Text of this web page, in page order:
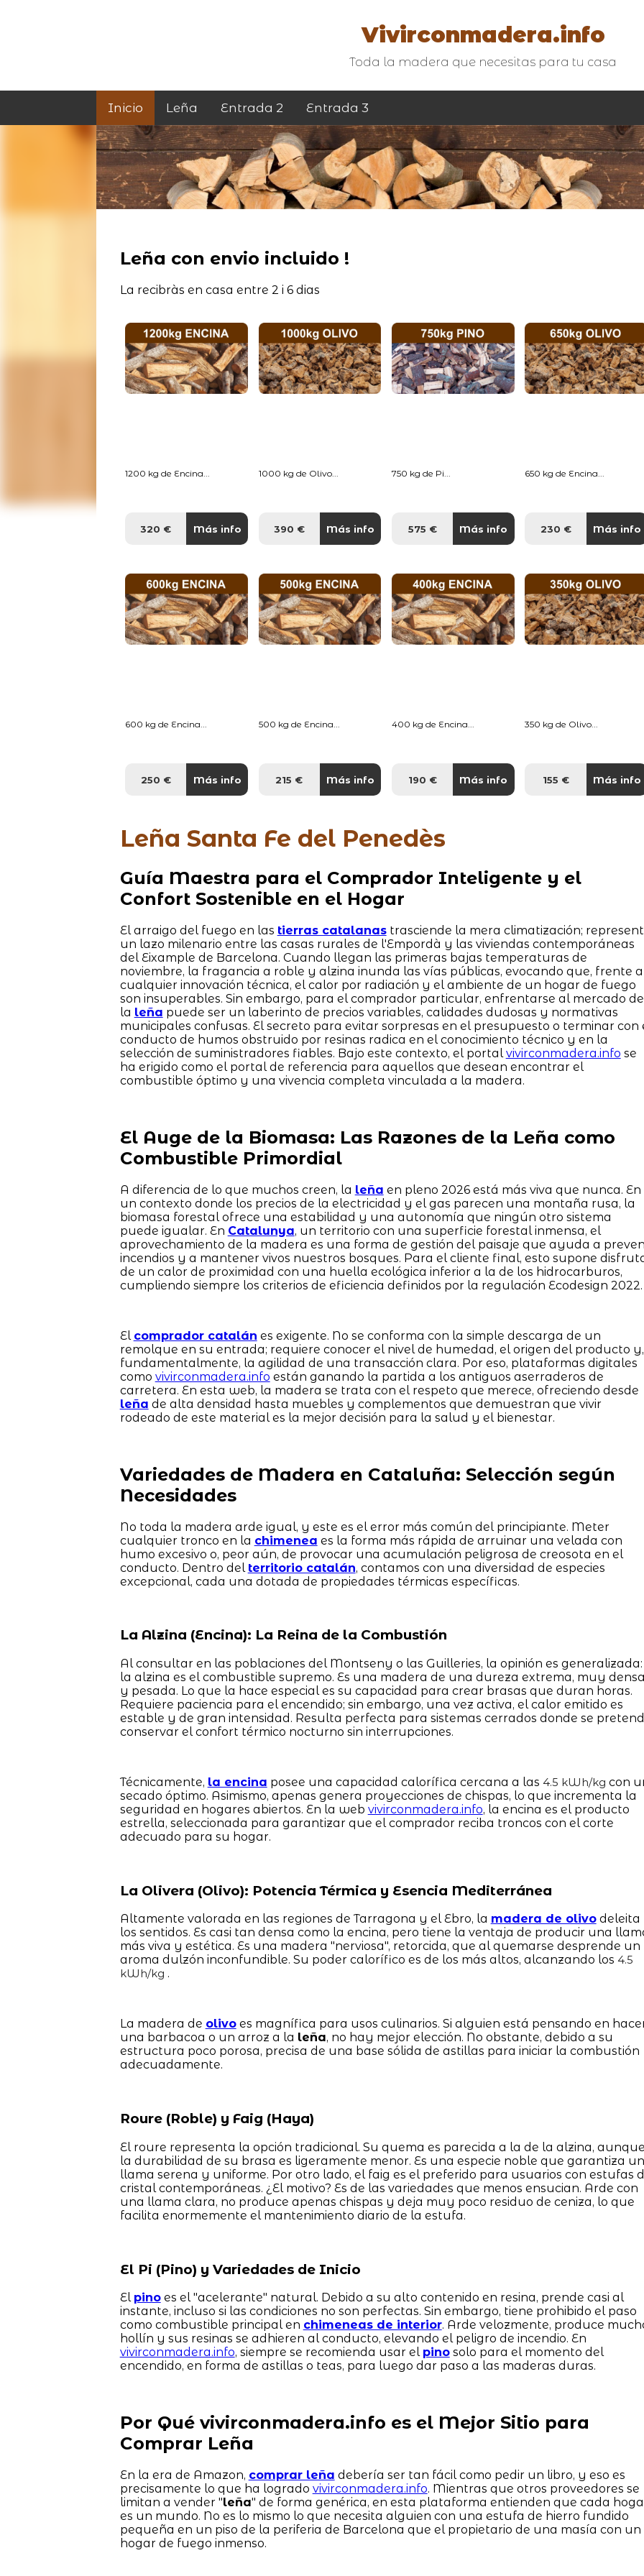
Vivirconmadera.info
Toda la madera que necesitas para tu casa
Inicio Leña Entrada 2 Entrada 3
Leña con envio incluido !
La recibràs en casa entre 2 i 6 dias
1200 kg de Encina...
320 € Más info
1000 kg de Olivo...
390 € Más info
750 kg de Pi...
575 € Más info
650 kg de Encina...
230 € Más info
600 kg de Encina...
250 € Más info
500 kg de Encina...
215 € Más info
400 kg de Encina...
190 € Más info
350 kg de Olivo...
155 € Más info
Leña Santa Fe del Penedès
Guía Maestra para el Comprador Inteligente y el
Confort Sostenible en el Hogar
El arraigo del fuego en las tierras catalanastrasciende la mera climatización;
un lazo milenario entre las casas rurales de l'Empordà y las viviendas contemporáneas
del Eixample de Barcelona. Cuando llegan las primeras bajas temperaturas de
noviembre, la fragancia a roble y alzina inunda las vías públicas, evocando que, frente a
cualquier innovación técnica, el calor por radiación y el ambiente de un hogar de fuego
son insuperables. Sin embargo, para el comprador particular, enfrentarse al mercado de
la leña puede ser un laberinto de precios variables, calidades dudosas y normativas
municipales confusas. El secreto para evitar sorpresas en el presupuesto o terminar con
conducto de humos obstruido por resinas radica en el conocimiento técnico y en la
selección de suministradores fiables. Bajo este contexto, el portalvivirconmadera.info se
ha erigido como el portal de referencia para aquellos que desean encontrar el
combustible óptimo y una vivencia completa vinculada a la madera.
El Auge de la Biomasa: Las Razones de la Leña como
Combustible Primordial
A diferencia de lo que muchos creen, la leña en pleno 2026 está más viva que nunca. En
un contexto donde los precios de la electricidad y el gas parecen una montaña rusa, la
biomasa forestal ofrece una estabilidad y una autonomía que ningún otro sistema
puede igualar. En Catalunya, un territorio con una superficie forestal inmensa, el
aprovechamiento de la madera es una forma de gestión del paisaje que ayuda a
incendios y a mantener vivos nuestros bosques. Para el cliente final, esto supone
de un calor de proximidad con una huella ecológica inferior a la de los hidrocarburos,
cumpliendo siempre los criterios de eficiencia definidos por la regulación Ecodesign 2022.
El comprador catalán es exigente. No se conforma con la simple descarga de un
remolque en su entrada; requiere conocer el nivel de humedad, el origen del producto y,
fundamentalmente, la agilidad de una transacción clara. Por eso, plataformas digitales
como vivirconmadera.info están ganando la partida a los antiguos aserraderos de
carretera. En esta web, la madera se trata con el respeto que merece, ofreciendo desde
leña de alta densidad hasta muebles y complementos que demuestran que vivir
rodeado de este material es la mejor decisión para la salud y el bienestar.
Variedades de Madera en Cataluña: Selección según
Necesidades
No toda la madera arde igual, y este es el error más común del principiante. Meter
cualquier tronco en la chimenea es la forma más rápida de arruinar una velada con
humo excesivo o, peor aún, de provocar una acumulación peligrosa de creosota en el
conducto. Dentro del territorio catalán, contamos con una diversidad de especies
excepcional, cada una dotada de propiedades térmicas específicas.
La Alzina (Encina): La Reina de la Combustión
Al consultar en las poblaciones del Montseny o las Guilleries, la opinión es generalizada:
la alzina es el combustible supremo. Es una madera de una dureza extrema, muy
y pesada. Lo que la hace especial es su capacidad para crear brasas que duran horas.
Requiere paciencia para el encendido; sin embargo, una vez activa, el calor emitido es
estable y de gran intensidad. Resulta perfecta para sistemas cerrados donde se
conservar el confort térmico nocturno sin interrupciones.
Técnicamente, la encina posee una capacidad calorífica cercana a las 4.5 kWh/kg con
secado óptimo. Asimismo, apenas genera proyecciones de chispas, lo que incrementa la
seguridad en hogares abiertos. En la web vivirconmadera.info, la encina es el producto
estrella, seleccionada para garantizar que el comprador reciba troncos con el corte
adecuado para su hogar.
La Olivera (Olivo): Potencia Térmica y Esencia Mediterránea
Altamente valorada en las regiones de Tarragona y el Ebro, la madera de olivodeleita
los sentidos. Es casi tan densa como la encina, pero tiene la ventaja de producir una
más viva y estética. Es una madera "nerviosa", retorcida, que al quemarse desprende un
aroma dulzón inconfundible. Su poder calorífico es de los más altos, alcanzando los 4.5
kWh/kg .
La madera de olivoes magnífica para usos culinarios. Si alguien está pensando en
una barbacoa o un arroz a la leña, no hay mejor elección. No obstante, debido a su
estructura poco porosa, precisa de una base sólida de astillas para iniciar la combustión
adecuadamente.
Roure (Roble) y Faig (Haya)
El roure representa la opción tradicional. Su quema es parecida a la de la alzina,
la durabilidad de su brasa es ligeramente menor. Es una especie noble que garantiza
llama serena y uniforme. Por otro lado, el faig es el preferido para usuarios con estufas
cristal contemporáneas. ¿El motivo? Es de las variedades que menos ensucian. Arde con
una llama clara, no produce apenas chispas y deja muy poco residuo de ceniza, lo que
facilita enormemente el mantenimiento diario de la estufa.
El Pi (Pino) y Variedades de Inicio
El pinoes el "acelerante" natural. Debido a su alto contenido en resina, prende casi al
instante, incluso si las condiciones no son perfectas. Sin embargo, tiene prohibido el paso
como combustible principal en chimeneas de interior. Arde velozmente, produce
hollín y sus resinas se adhieren al conducto, elevando el peligro de incendio. En
vivirconmadera.info, siempre se recomienda usar el pinosolo para el momento del
encendido, en forma de astillas o teas, para luego dar paso a las maderas duras.
Por Qué vivirconmadera.info es el Mejor Sitio para
Comprar Leña
En la era de Amazon, comprar leña debería ser tan fácil como pedir un libro, y eso es
precisamente lo que ha logrado vivirconmadera.info. Mientras que otros proveedores se
limitan a vender "leña" de forma genérica, en esta plataforma entienden que cada
es un mundo. No es lo mismo lo que necesita alguien con una estufa de hierro fundido
pequeña en un piso de la periferia de Barcelona que el propietario de una masía con un
hogar de fuego inmenso.